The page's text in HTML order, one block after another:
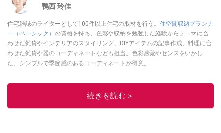
鴨西 玲佳
住宅雑誌のライターとして100件以上住宅の取材を行う。 住空間収納プランナ
ー（ベーシック） の資格を持ち、色彩や収納を勉強した経験からテーマに合
わせた雑貨やインテリアのスタイリング、DIYアイテムの記事作成、料理に合
わせた雑貨や器のコーディネートなども担当。色彩感覚やセンスをいかし
た、シンプルで季節感のあるコーディネートが得意。
続きを読む＞